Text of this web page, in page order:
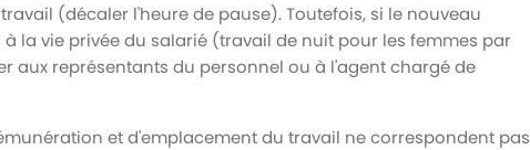
(décaler l'heure de pause). Toutefois, si le nouveau
la vie privée du salarié (travail de nuit pour les femmes par
aux représentants du personnel ou à l'agent chargé de
et d'emplacement du travail ne correspondent pas